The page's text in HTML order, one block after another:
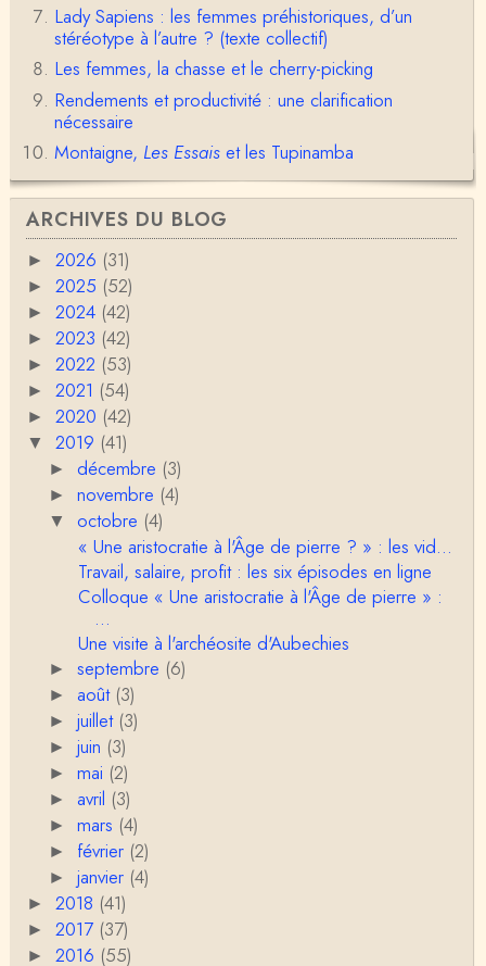
Christophe Darmangeat
Déjà, je ne vois pas pourquoi le pénis compterait
moins que la peau ! ;-)Ensuite, je ne vois pas no…
Damian
Merci de cet excellent texte (même si il y a sans d
oute une faute de frappe dans la citation de A,
H…
Pierre
Bonjour,En fin de conférence vous évoquez les ca
uses de l'apparition de la notion d'égalité …
Christophe Darmangeat
En deux mots : vos questions sont légitimes, mais p
our la plupart d'entre elles, les données fon…
RV
Le concept de genre est un sacré foutoir – même
si l’on met de coté les acceptions récentes du mot
c…
Anonymous
Porteuses d'eau. Là les philosophes peuvent nous
servir à quelque chose (Bachelard, Gilbert Dura…
Christophe Darmangeat
C'est peut-être là où il faudrait s'entendre sur ce q
u'on appelle le genre, parce que j&…
Anonymous
Je pense que VB a raison, mais j'ajouterais que la
disparition du genre dont parle Christophe Da…
Sylvain Lejeune
Bonjour, j'ai trouvé cette intervention au Collège de
France très stimulante, ce qui m'a fai…
Christophe Darmangeat
Lis cela (jusqu'au bout !) : https://www.lahuttedescl
asses.net/2018/06/xenophobie-primitive.html
Damian
Bravo et Merci pour cette émission ! "la xénophobi
e n'a pas attendu l'époque moderne po…
Lady Sapiens : les femmes préhistoriques, d’un
stéréotype à l’autre ? (texte collectif)
Les femmes, la chasse et le cherry-picking
Rendements et productivité : une clarification
nécessaire
Montaigne, Les Essaiset les Tupinamba
ARCHIVES DU BLOG
► 2026 (31)
► 2025 (52)
► 2024 (42)
► 2023 (42)
► 2022 (53)
► 2021 (54)
► 2020 (42)
▼ 2019 (41)
► décembre (3)
►novembre (4)
▼ octobre (4)
« Une aristocratie à l'Âge de pierre ? » : les vid...
Travail, salaire, profit : les six épisodes en ligne
Colloque « Une aristocratie à l'Âge de pierre » :
...
Une visite à l'archéosite d'Aubechies
►septembre (6)
►août (3)
►juillet (3)
►juin (3)
►mai (2)
►avril (3)
►mars (4)
► février (2)
►janvier (4)
► 2018 (41)
► 2017 (37)
► 2016 (55)